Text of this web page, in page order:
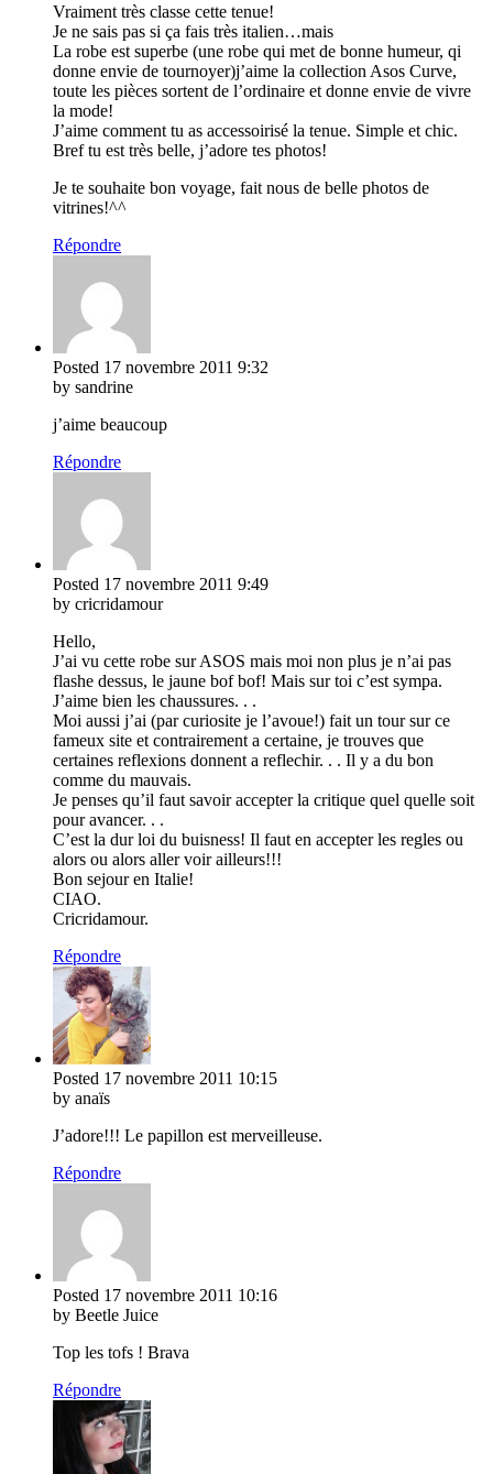
Vraiment très classe cette tenue!
Je ne sais pas si ça fais très italien…mais
La robe est superbe (une robe qui met de bonne humeur, qi
donne envie de tournoyer)j’aime la collection Asos Curve,
toute les pièces sortent de l’ordinaire et donne envie de vivre
la mode!
J’aime comment tu as accessoirisé la tenue. Simple et chic.
Bref tu est très belle, j’adore tes photos!
Je te souhaite bon voyage, fait nous de belle photos de
vitrines!^^
Répondre
Posted 17 novembre 2011 9:32
by sandrine
j’aime beaucoup
Répondre
Posted 17 novembre 2011 9:49
by cricridamour
Hello,
J’ai vu cette robe sur ASOS mais moi non plus je n’ai pas
flashe dessus, le jaune bof bof! Mais sur toi c’est sympa.
J’aime bien les chaussures. . .
Moi aussi j’ai (par curiosite je l’avoue!) fait un tour sur ce
fameux site et contrairement a certaine, je trouves que
certaines reflexions donnent a reflechir. . . Il y a du bon
comme du mauvais.
Je penses qu’il faut savoir accepter la critique quel quelle soit
pour avancer. . .
C’est la dur loi du buisness! Il faut en accepter les regles ou
alors ou alors aller voir ailleurs!!!
Bon sejour en Italie!
CIAO.
Cricridamour.
Répondre
Posted 17 novembre 2011 10:15
by anaïs
J’adore!!! Le papillon est merveilleuse.
Répondre
Posted 17 novembre 2011 10:16
by Beetle Juice
Top les tofs ! Brava
Répondre